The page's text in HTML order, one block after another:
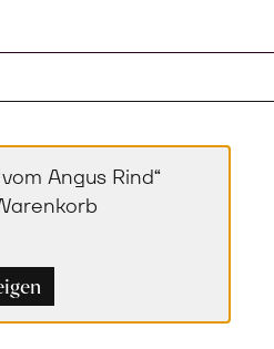
Warenkorb
Angus Rind“